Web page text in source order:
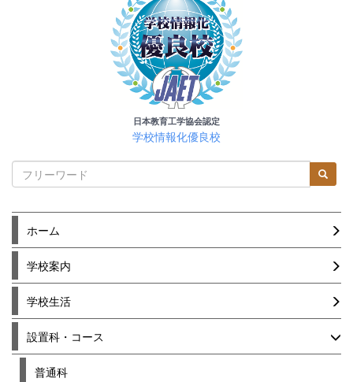
日本教育工学協会認定
学校情報化優良校
ホーム
学校案内
学校生活
設置科・コース
普通科